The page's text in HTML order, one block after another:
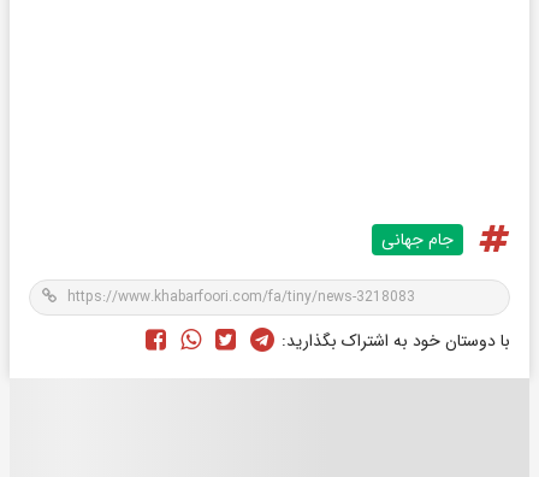
جام جهانی
با دوستان خود به اشتراک بگذارید: